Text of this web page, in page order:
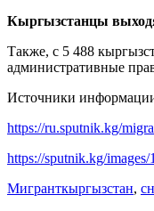
Кыргызстанцы
Также, с 5 488
административные
Источники
https://ru.sputnik.kg/
https://sputnik.kg/
Мигранткыргызстан,